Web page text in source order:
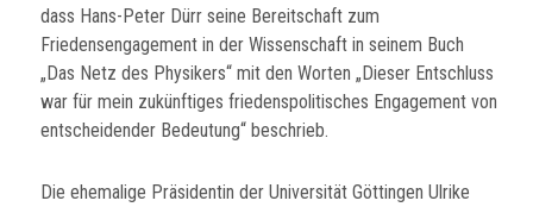
dass Hans-Peter Dürr seine Bereitschaft zum
Friedensengagement in der Wissenschaft in seinem Buch
„Das Netz des Physikers“ mit den Worten „Dieser Entschluss
war für mein zukünftiges friedenspolitisches Engagement von
entscheidender Bedeutung“ beschrieb.
Die ehemalige Präsidentin der Universität Göttingen Ulrike